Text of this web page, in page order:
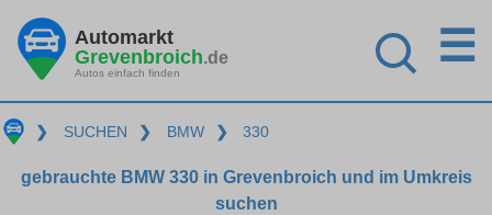
Automarkt
Grevenbroich.de
Autos einfach finden
☰
❯ SUCHEN ❯ BMW ❯ 330
gebrauchte BMW 330 in Grevenbroich und im Umkreis
suchen